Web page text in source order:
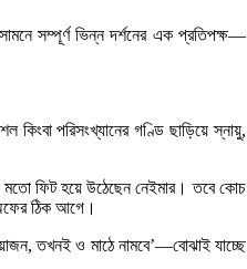
সামনে সম্পূর্ণ ভিন্ন দর্শনের এক প্রতিপক্ষ—
পরিসংখ্যানের গণ্ডি ছাড়িয়ে স্নায়ু,
মতো ফিট হয়ে উঠেছেন নেইমার। তবে কোচ
ঠিক আগে।
তখনই ও মাঠে নামবে’—বোঝাই যাচ্ছে